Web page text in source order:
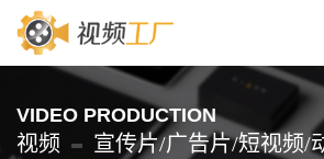
VIDEO PRODUCTION
视频 宣传片/广告片/短视频/动